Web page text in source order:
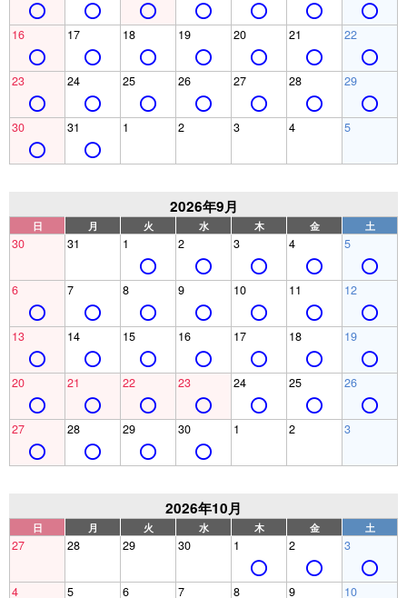
16 17 18 19 20 21 22
23 24 25 26 27 28 29
30 31 1 2 3 4 5
2026年9月
日 月 火 水 木 金 土
30 31 1 2 3 4 5
6 7 8 9 10 11 12
13 14 15 16 17 18 19
20 21 22 23 24 25 26
27 28 29 30 1 2 3
2026年10月
日 月 火 水 木 金 土
27 28 29 30 1 2 3
4 5 6 7 8 9 10